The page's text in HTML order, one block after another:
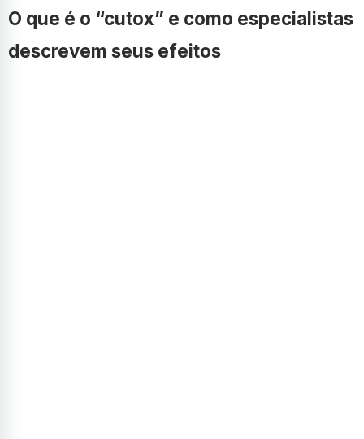
O que é o “cutox” e como especialistas
descrevem seus efeitos